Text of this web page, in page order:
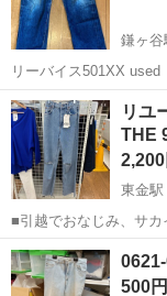
鎌ヶ谷
リーバイス501XX used 古着 リーバイストラウスジャパンKK 米国
製 w31 L36 股下約68。採
はありませんが、1番
す...
千葉 鎌ケ谷市
リユ
THE
2,200
東金駅
■引越でおなじみ、サカ
オープン致しました。 リユースのサカイ東金店です！ ★住所：千葉県
東金市南上宿11-8 JR東金駅から徒歩15分です！ ただいまオープンキ
ャンペーン...
千葉 東金市
500円